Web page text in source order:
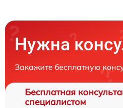
Нужна
Закажите бесплатную
Бесплатная
специалистом